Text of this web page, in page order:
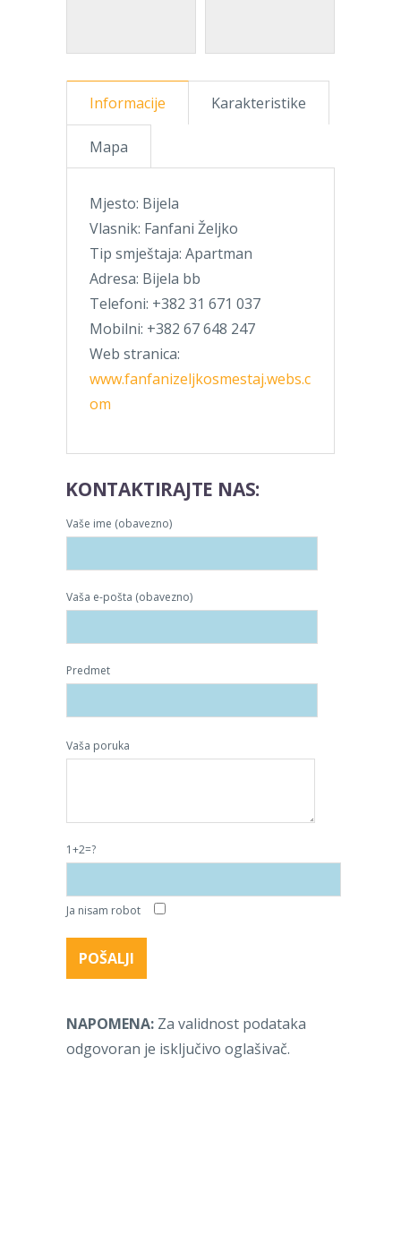
Informacije Karakteristike
Mapa
Mjesto: Bijela
Vlasnik: Fanfani Željko
Tip smještaja: Apartman
Adresa: Bijela bb
Telefoni: +382 31 671 037
Mobilni: +382 67 648 247
Web stranica:
www.fanfanizeljkosmestaj.webs.c
om
KONTAKTIRAJTE NAS:
Vaše ime (obavezno)
Vaša e-pošta (obavezno)
Predmet
Vaša poruka
1+2=?
Ja nisam robot
NAPOMENA: Za validnost podataka
odgovoran je isključivo oglašivač.